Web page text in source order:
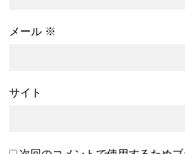
メール ※
サイト